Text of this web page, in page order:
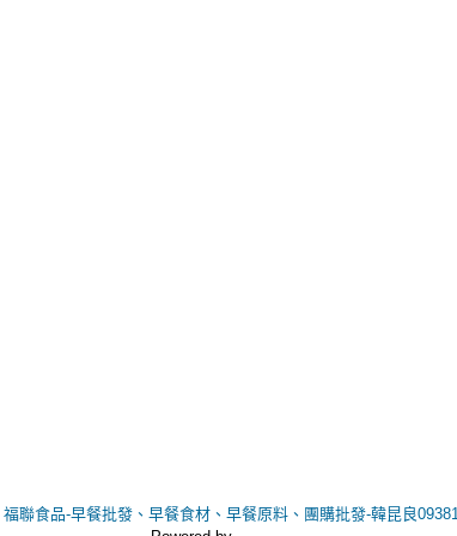
福聯食品-早餐批發、早餐食材、早餐原料、團購批發-韓昆良